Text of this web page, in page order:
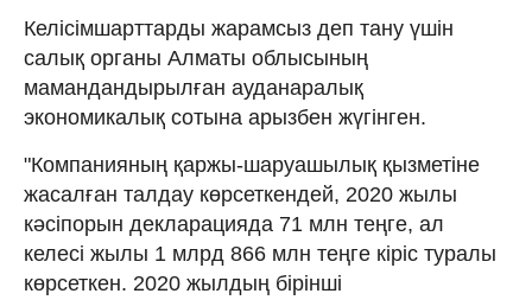
Келісімшарттарды жарамсыз деп тану үшін
салық органы Алматы облысының
мамандандырылған ауданаралық
экономикалық сотына арызбен жүгінген.
"Компанияның қаржы-шаруашылық қызметіне
жасалған талдау көрсеткендей, 2020 жылы
кәсіпорын декларацияда 71 млн теңге, ал
келесі жылы 1 млрд 866 млн теңге кіріс туралы
көрсеткен. 2020 жылдың бірінші